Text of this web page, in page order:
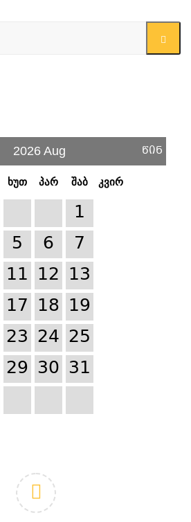
2026 Aug წინ
ხუთ პარ შაბ კვირ
1
5 6
7
11 12 13
17 18 19
23 24 25
29 30 31